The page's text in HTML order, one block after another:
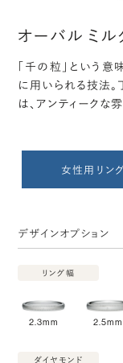
オーバル ミル
「千の粒」という
に用いられる技法
は、アンティークな
女性用リン
デザインオプション
リング幅
2.3mm 2.5mm
ダイヤモンド